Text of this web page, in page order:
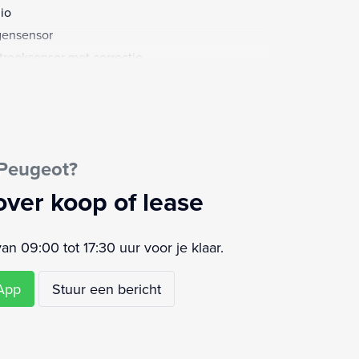
met correctie
digitaal instrumentenpaneel
in hoogte verstelbaar
koop of lease
09:00 tot 17:30 uur voor je klaar.
Stuur een bericht